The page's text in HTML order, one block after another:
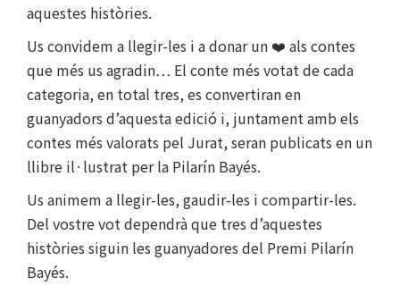
aquestes històries.
Us convidem a llegir-les i a donarun ❤️ als contes
que més us agradin… El conte més votat de cada
categoria, en total tres, es convertiran en
guanyadors d’aquesta edició i, juntament amb els
contes més valorats pel Jurat, seran publicats en un
llibre il·lustrat per la Pilarín Bayés.
Us animem a llegir-les, gaudir-les i compartir-les.
Del vostre vot dependrà que tres d’aquestes
històries siguin les guanyadores del Premi Pilarín
Bayés.